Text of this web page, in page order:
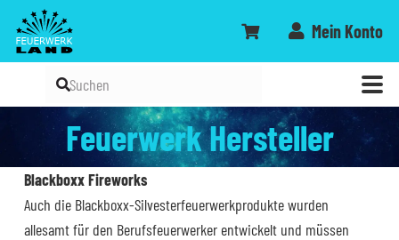
Mein Konto
Feuerwerk Hersteller
Blackboxx Fireworks
Auch die Blackboxx-Silvesterfeuerwerkprodukte wurden
allesamt für den Berufsfeuerwerker entwickelt und müssen